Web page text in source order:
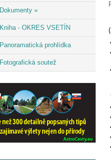
Dokumenty »
Kniha - OKRES VSETÍN
Panoramatická prohlídka
Fotografická soutež